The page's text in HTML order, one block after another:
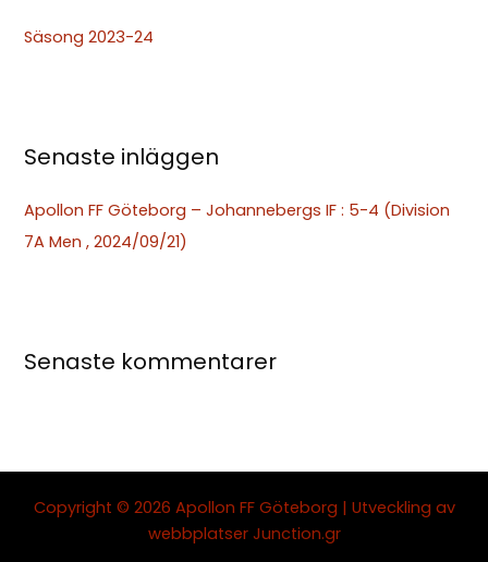
e
Säsong 2023-24
Senaste inläggen
Apollon FF Göteborg – Johannebergs IF : 5-4 (Division
7A Men , 2024/09/21)
Senaste kommentarer
Copyright © 2026 Apollon FF Göteborg | Utveckling av
webbplatser Junction.gr